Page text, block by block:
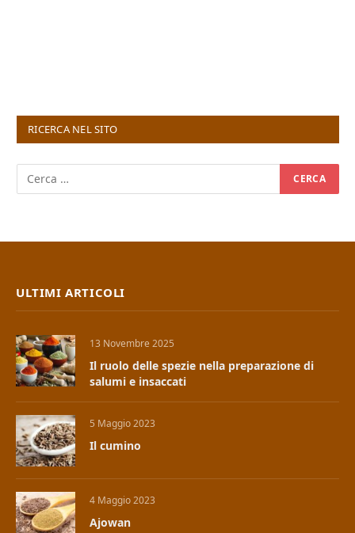
RICERCA NEL SITO
ULTIMI ARTICOLI
13 Novembre 2025
Il ruolo delle spezie nella preparazione di
salumi e insaccati
5 Maggio 2023
Il cumino
4 Maggio 2023
Ajowan